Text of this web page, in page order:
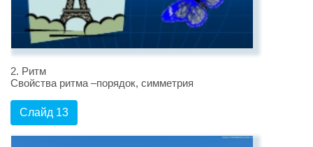
2. Ритм
Свойства ритма –порядок, симметрия
Слайд 13